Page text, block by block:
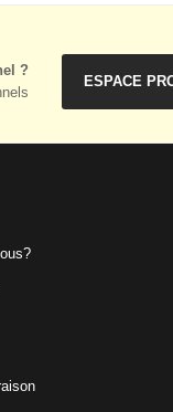
?
ESPACE